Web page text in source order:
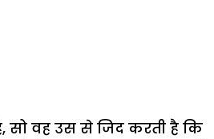
सो वह उस से जिद करती है कि